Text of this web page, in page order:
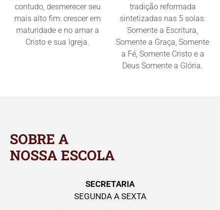
contudo, desmerecer seu
mais alto fim: crescer em
maturidade e no amar a
Cristo e sua Igreja.
tradição reformada
sintetizadas nas 5 solas:
Somente a Escritura,
Somente a Graça, Somente
a Fé, Somente Cristo e a
Deus Somente a Glória.
SOBRE A
NOSSA ESCOLA
SECRETARIA
SEGUNDA A SEXTA